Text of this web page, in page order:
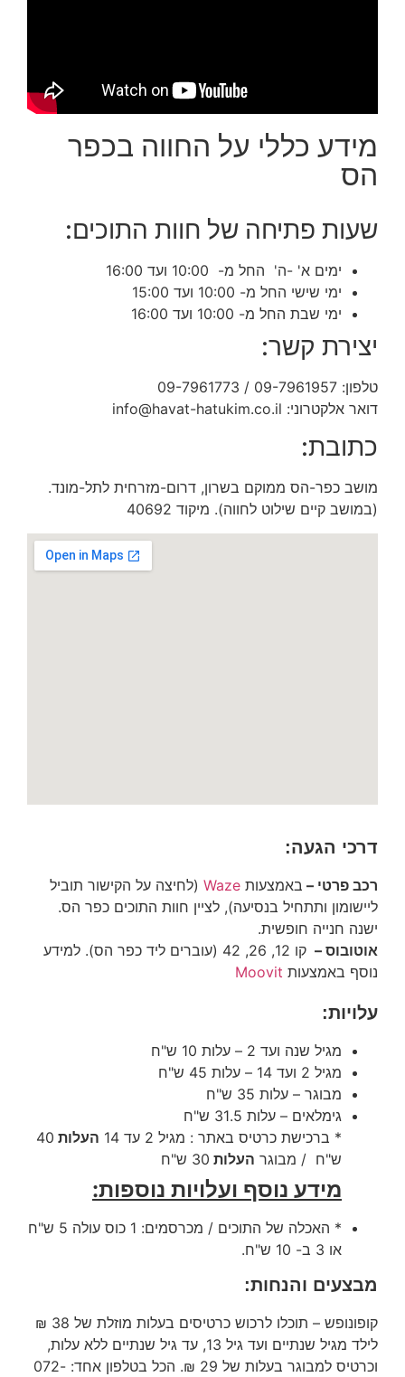
מידע כללי על החווה בכפר
הס
שעות פתיחה של חוות התוכים:
ימים א' -ה' החל מ- 10:00 ועד 16:00
ימי שישי החל מ- 10:00 ועד 15:00
ימי שבת החל מ- 10:00 ועד 16:00
יצירת קשר:
טלפון: 09-7961957 / 09-7961773
דואר אלקטרוני: info@havat-hatukim.co.il
כתובת:
מושב כפר-הס ממוקם בשרון, דרום-מזרחית לתל-מונד.
(במושב קיים שילוט לחווה). מיקוד 40692
דרכי הגעה:
רכב פרטי – באמצעות Waze (לחיצה על הקישור תוביל
ליישומון ותתחיל בנסיעה), לציין חוות התוכים כפר הס.
ישנה חנייה חופשית.
אוטובוס –
קו 12, 26, 42 (עוברים ליד כפר הס). למידע
נוסף באמצעות Moovit
עלויות:
מגיל שנה ועד 2 – עלות 10 ש"ח
מגיל 2 ועד 14 – עלות 45 ש"ח
מבוגר – עלות 35 ש"ח
גימלאים – עלות 31.5 ש"ח
* ברכישת כרטיס באתר : מגיל 2 עד 14
העלות 40
ש"ח / מבוגר העלות 30 ש"ח
מידע נוסף ועלויות נוספות:
* האכלה של התוכים / מכרסמים: 1 כוס עולה 5 ש"ח
או 3 ב- 10 ש"ח.
מבצעים והנחות:
קופונופש – תוכלו לרכוש כרטיסים בעלות מוזלת של 38 ₪
לילד מגיל שנתיים ועד גיל 13, עד גיל שנתיים ללא עלות,
וכרטיס למבוגר בעלות של 29 ₪. הכל בטלפון אחד: 072-